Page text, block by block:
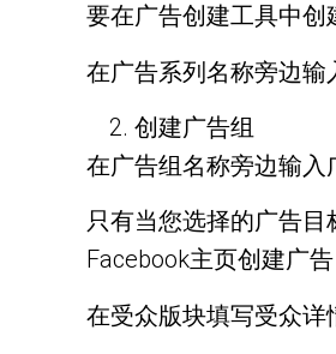
要在广告创建工具中创
在广告系列名称旁边输
创建广告组
在广告组名称旁边输入
只有当您选择的广告
Facebook主页创建广
在受众版块填写受众详